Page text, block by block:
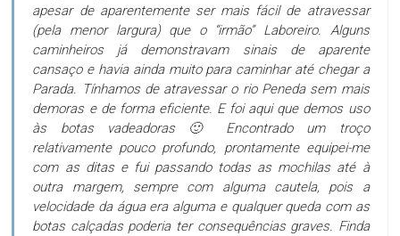
apesar de aparentemente ser mais fácil de atravessar
(pela menor largura) que o “irmão” Laboreiro. Alguns
caminheiros já demonstravam sinais de aparente
cansaço e havia ainda muito para caminhar até chegar a
Parada. Tínhamos de atravessar o rio Peneda sem mais
demoras e de forma eficiente. E foi aqui que demos uso
às botas vadeadoras 🙂 Encontrado um troço
relativamente pouco profundo, prontamente equipei-me
com as ditas e fui passando todas as mochilas até à
outra margem, sempre com alguma cautela, pois a
velocidade da água era alguma e qualquer queda com as
botas calçadas poderia ter consequências graves. Finda